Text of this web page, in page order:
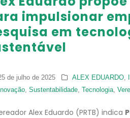
impulsionar
em
de julho de 2025 ALEX EDUARDO,
Inovação, Sustentabilidade, Tecnologia,
Alex Eduardo (PRTB) indica